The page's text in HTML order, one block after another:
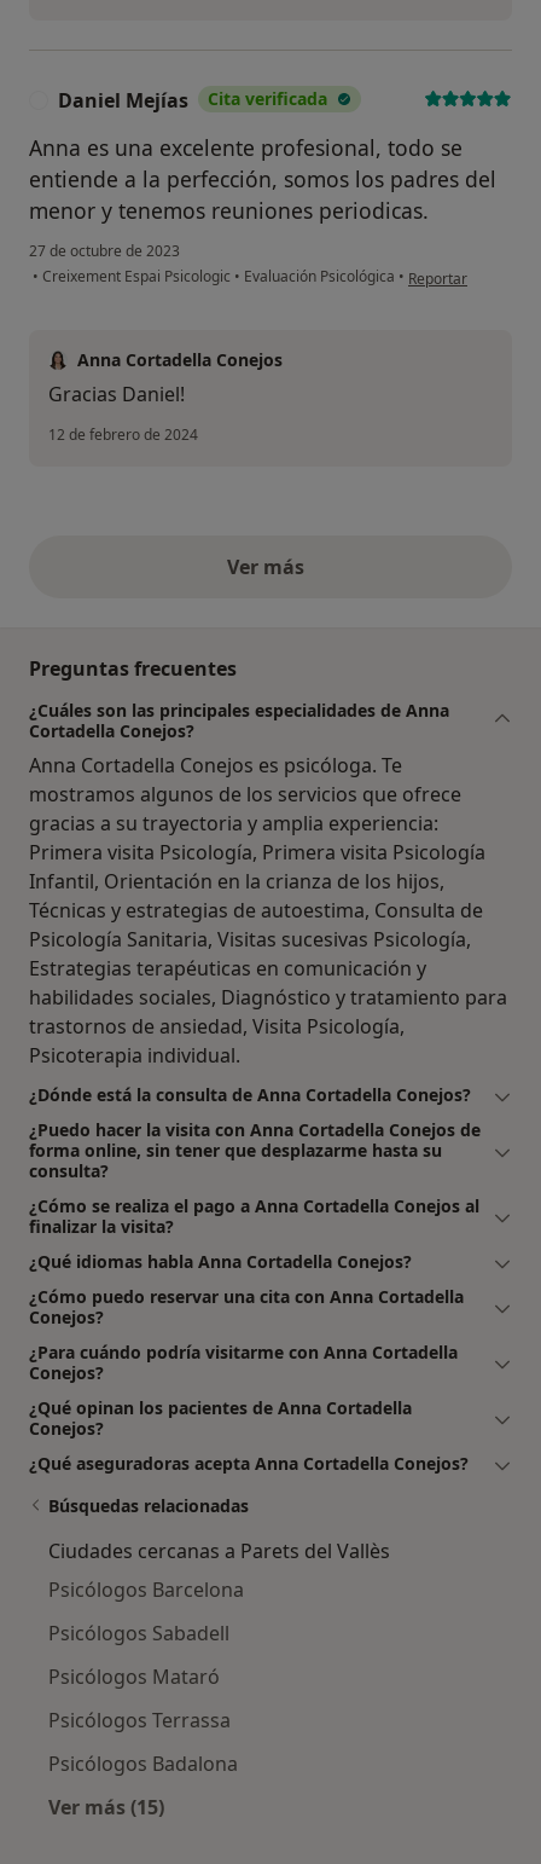
Daniel Mejías Cita verificada
Anna es una excelente profesional, todo se
entiende a la perfección, somos los padres del
menor y tenemos reuniones periodicas.
27 de octubre de 2023
• Creixement Espai Psicologic • Evaluación Psicológica • en opinión del
Reportar
Anna Cortadella Conejos
Gracias Daniel!
12 de febrero de 2024
Ver másopiniones anteriores
Preguntas frecuentes
¿Cuáles son las principales especialidades de Anna
Cortadella Conejos?
Anna Cortadella Conejos es psicóloga. Te
mostramos algunos de los servicios que ofrece
gracias a su trayectoria y amplia experiencia:
Primera visita Psicología, Primera visita Psicología
Infantil, Orientación en la crianza de los hijos,
Técnicas y estrategias de autoestima, Consulta de
Psicología Sanitaria, Visitas sucesivas Psicología,
Estrategias terapéuticas en comunicación y
habilidades sociales, Diagnóstico y tratamiento para
trastornos de ansiedad, Visita Psicología,
Psicoterapia individual.
¿Dónde está la consulta de Anna Cortadella Conejos?
¿Puedo hacer la visita con Anna Cortadella Conejos de
forma online, sin tener que desplazarme hasta su
consulta?
¿Cómo se realiza el pago a Anna Cortadella Conejos al
finalizar la visita?
¿Qué idiomas habla Anna Cortadella Conejos?
¿Cómo puedo reservar una cita con Anna Cortadella
Conejos?
¿Para cuándo podría visitarme con Anna Cortadella
Conejos?
¿Qué opinan los pacientes de Anna Cortadella
Conejos?
¿Qué aseguradoras acepta Anna Cortadella Conejos?
Búsquedas relacionadas
Ciudades cercanas a Parets del Vallès
Psicólogos Barcelona
Psicólogos Sabadell
Psicólogos Mataró
Psicólogos Terrassa
Psicólogos Badalona
Ver más (15)